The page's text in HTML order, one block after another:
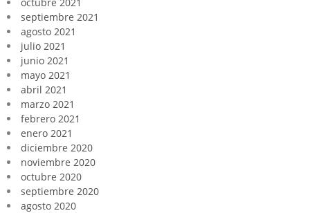
septiembre 2021
agosto 2021
julio 2021
junio 2021
mayo 2021
abril 2021
marzo 2021
febrero 2021
enero 2021
diciembre 2020
noviembre 2020
octubre 2020
septiembre 2020
agosto 2020